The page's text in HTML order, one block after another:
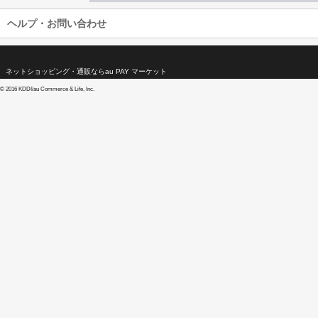
ヘルプ・お問い合わせ
ネットショッピング・通販ならau PAY マーケット
© 2016 KDDI/au Commerce & Life, Inc.